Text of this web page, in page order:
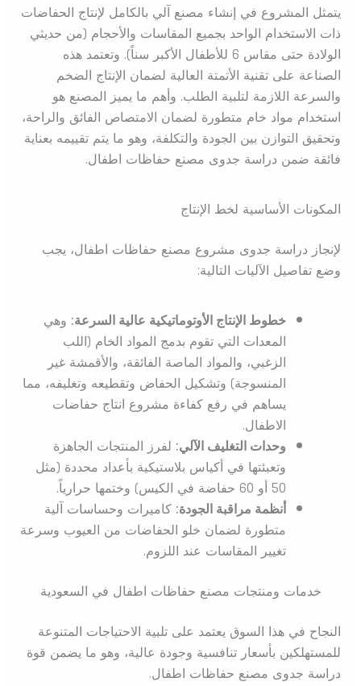
يتمثل المشروع في إنشاء مصنع آلي بالكامل لإنتاج الحفاضات
ذات الاستخدام الواحد بجميع المقاسات والأحجام (من حديثي
الولادة حتى مقاس 6 للأطفال الأكبر سناً). وتعتمد هذه
الصناعة على تقنية الأتمتة العالية لضمان الإنتاج الضخم
والسرعة اللازمة لتلبية الطلب. وأهم ما يميز المصنع هو
استخدام مواد خام متطورة لضمان الامتصاص الفائق والراحة،
وتحقيق التوازن بين الجودة والتكلفة، وهو ما يتم تقييمه بعناية
فائقة ضمن دراسة جدوى مصنع حفاظات اطفال.
المكونات الأساسية لخط الإنتاج
لإنجاز دراسة جدوى مشروع مصنع حفاظات اطفال، يجب
وضع تفاصيل الآليات التالية:
خطوط الإنتاج الأوتوماتيكية عالية السرعة:وهي
المعدات التي تقوم بدمج المواد الخام (اللب
الزغبي، والمواد الماصة الفائقة، والأقمشة غير
المنسوجة) وتشكيل الحفاض وتقطيعه وتغليفه، مما
يساهم في رفع كفاءة مشروع انتاج حفاضات
الاطفال.
وحدات التغليف الآلي:لفرز المنتجات الجاهزة
وتعبئتها في أكياس بلاستيكية بأعداد محددة (مثل
50 أو 60 حفاضة في الكيس) وختمها حرارياً.
أنظمة مراقبة الجودة:كاميرات وحساسات آلية
متطورة لضمان خلو الحفاضات من العيوب وسرعة
تغيير المقاسات عند اللزوم.
خدمات ومنتجات مصنع حفاظات اطفال في السعودية
النجاح في هذا السوق يعتمد على تلبية الاحتياجات المتنوعة
للمستهلكين بأسعار تنافسية وجودة عالية، وهو ما يضمن قوة
دراسة جدوى مصنع حفاظات اطفال.